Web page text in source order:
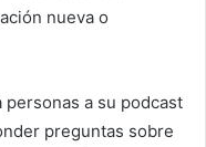
nueva o
a su podcast
preguntas sobre